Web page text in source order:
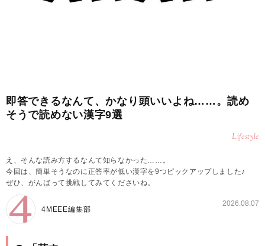
即答できるなんて、かなり頭いいよね……。読め
そうで読めない漢字9選
Lifestyle
え、そんな読み方するなんて知らなかった……。
今回は、簡単そうなのに正答率が低い漢字を9つピックアップしました♪
ぜひ、がんばって挑戦してみてくださいね。
4MEEE編集部
2026.08.07